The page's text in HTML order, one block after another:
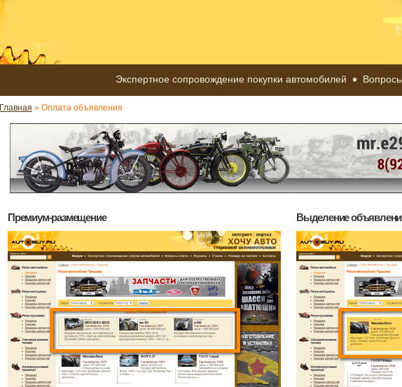
Экспертное сопровождение покупки автомобилей
Главная » Оплата объявления
Премиум-размещение Выделение